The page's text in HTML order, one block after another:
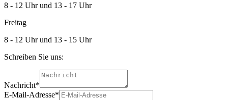
8 - 12 Uhr und 13 - 17 Uhr
Freitag
8 - 12 Uhr und 13 - 15 Uhr
Schreiben Sie uns:
Nachricht*
E-Mail-Adresse*